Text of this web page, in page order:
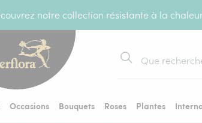
notre collection résistante à la
Rechercher
Occasions Bouquets Roses Plantes